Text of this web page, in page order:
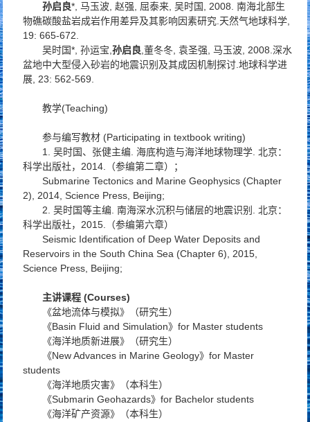
孙启良*, 马玉波, 赵强, 屈泰来, 吴时国, 2008. 南海北部生
物礁碳酸盐岩成岩作用差异及其影响因素研究. 天然气地球科学
19: 665-672.
吴时国*, 孙运宝,孙启良 ,董冬冬, 袁圣强, 马玉波, 2008.深水
盆地中大型侵入砂岩的地震识别及其成因机制探讨.地球科学进
展 , 23: 562-569.
教学(Teaching)
参与编写教材 (Participating in textbook writing)
1. 吴时国、张健主编. 海底构造与海洋地球物理学. 北京：
科学出版社，2014.（参编第二章）；
Submarine Tectonics and Marine Geophysics (Chapter
2), 2014, Science Press, Beijing;
2. 吴时国等主编. 南海深水沉积与储层的地震识别. 北京：
科学出版社，2015.（参编第六章）
Seismic Identification of Deep Water Deposits and
Reservoirs in the South China Sea (Chapter 6), 2015,
Science Press, Beijing;
主讲课程 (Courses)
《盆地流体与模拟》（研究生）
《Basin Fluid and Simulation》for Master students
《海洋地质新进展》（研究生）
《New Advances in Marine Geology》for Master
students
《海洋地质灾害》（本科生）
《Submarin Geohazards》for Bachelor students
《海洋矿产资源》（本科生）